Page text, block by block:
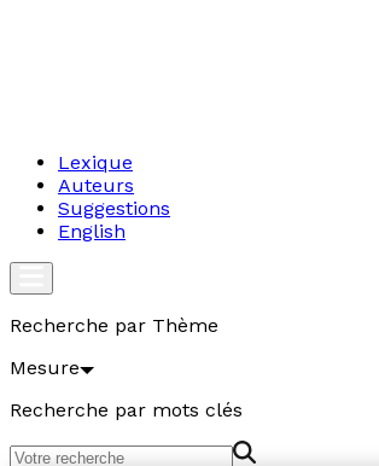
Lexique
Auteurs
Suggestions
English
Recherche par Thème
Mesure
Recherche par mots clés